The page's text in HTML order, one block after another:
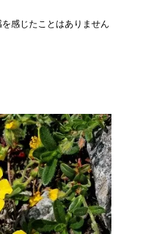
感じたことはありません